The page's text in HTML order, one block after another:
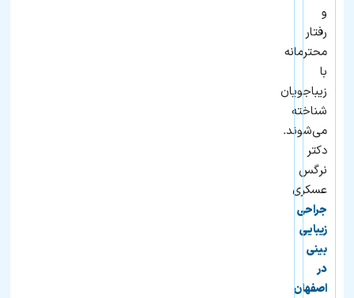
و
رفتار
محترمانه
با
زیباجویان
شناخته
می‌شوند.
دکتر
نرگس
عسکری
جراحی
زیبایی
بینی
در
اصفهان